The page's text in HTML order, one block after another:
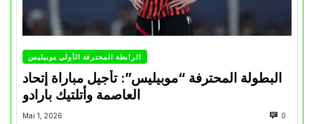
الرابطة المحترفة الأولى موبيليس
البطولة المحترفة “موبيليس”: تأجيل مباراة إتحاد
العاصمة وأتلتيك بارادو
Mai 1, 2026 0